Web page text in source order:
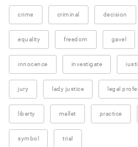
crime criminal decision
equality freedom gavel
innocence investigate
jury lady justice legal
liberty mallet practice
symbol trial